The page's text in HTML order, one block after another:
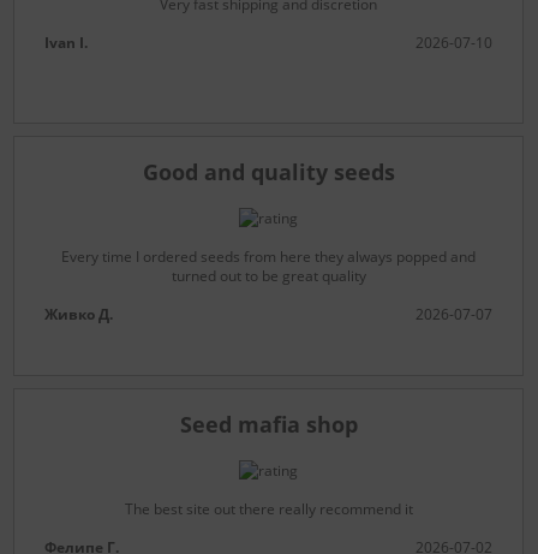
Very fast shipping and discretion
Ivan I.
2026-07-10
Good and quality seeds
Every time I ordered seeds from here they always popped and
turned out to be great quality
Живко Д.
2026-07-07
Seed mafia shop
The best site out there really recommend it
Фелипе Г.
2026-07-02